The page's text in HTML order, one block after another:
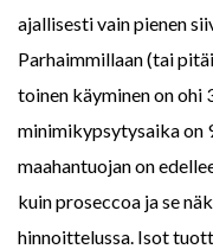
ajallisesti vain pienen
Parhaimmillaan (tai
toinen käyminen on ohi
minimikypsytysaika on
maahantuojan on
kuin proseccoa ja se
hinnoittelussa. Isot